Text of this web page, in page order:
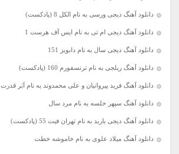
دانلود آهنگ دیجی ورسی به نام الکل 8 (پادکست)
دانلود آهنگ دیجی ام تی به نام ایس آف هرست 1
دانلود آهنگ دیجی سال به نام دابویز 151
دانلود آهنگ ریلجی به نام ترنسفورم 160 (پادکست)
دانلود آهنگ فرید پیروانیان و علی محمدوند به نام اَبَر قدرت
دانلود آهنگ سپهر خلسه به نام مرد سال
دانلود آهنگ دیجی باربد به نام تهران فیت 55 (پادکست)
دانلود آهنگ میلاد علوی به نام خاموشه خطت